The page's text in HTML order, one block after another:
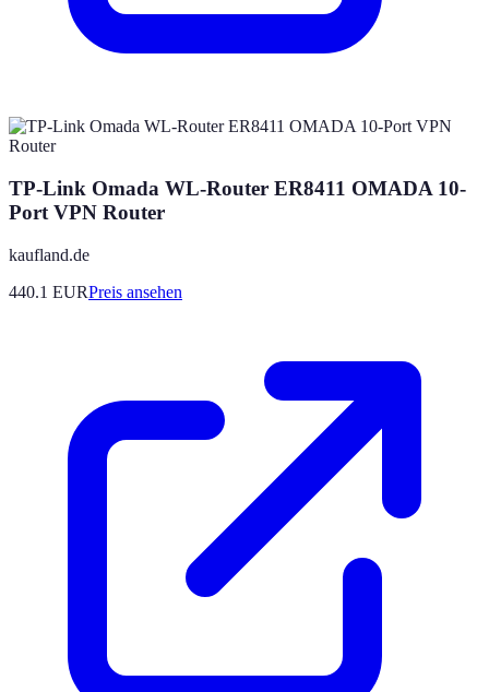
TP-Link Omada WL-Router ER8411 OMADA 10-
Port VPN Router
kaufland.de
440.1 EURPreis ansehen